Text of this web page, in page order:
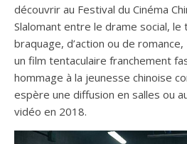
découvrir au Festival du Cinéma
Slalomant entre le drame social, le
braquage, d’action ou de romance,
un film tentaculaire franchement
hommage à la jeunesse chinoise
espère une diffusion en salles ou
vidéo en 2018.